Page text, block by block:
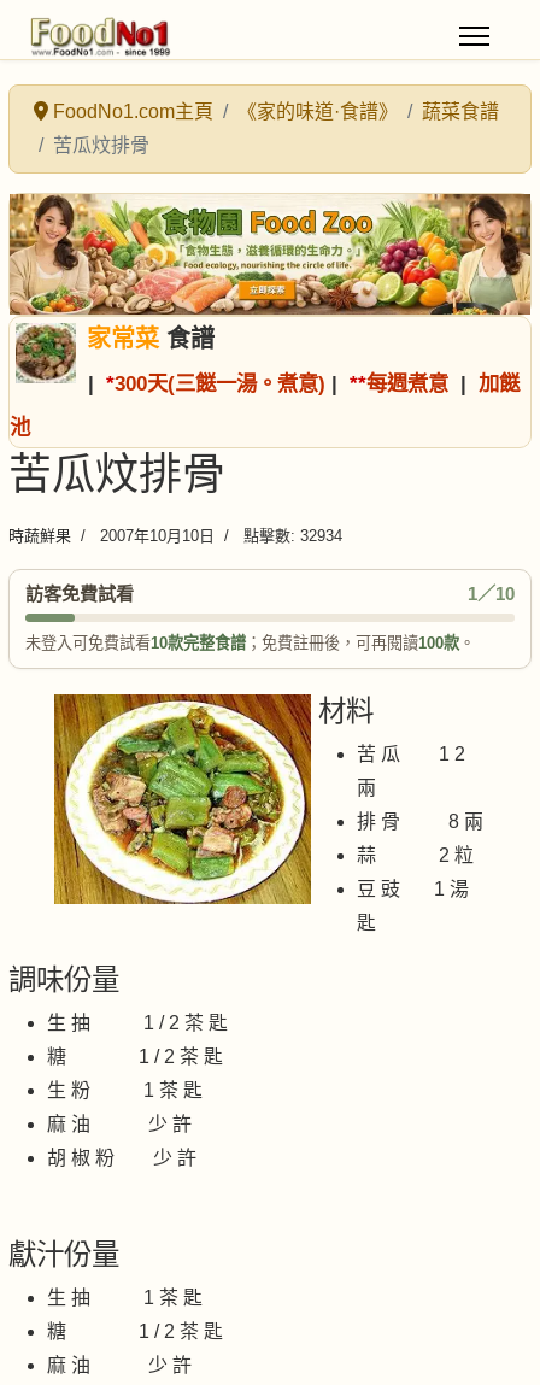
FoodNo1.com主頁 《家的味道·食譜》
蔬菜食譜
苦瓜炆排骨
家常菜食譜
| *300天(三餸一湯。煮意) | **每週煮意 | 加餸
池
苦瓜炆排骨
時蔬鮮果 2007年10月10日 點擊數: 32934
訪客免費試看 1／10
未登入可免費試看10款完整食譜 ；免費註冊後，可再閱讀100款 。
材料
苦 瓜 1 2
兩
排 骨 8 兩
蒜 2 粒
豆 豉 1 湯
匙
調味份量
生 抽 1 / 2 茶 匙
糖 1 / 2 茶 匙
生 粉 1 茶 匙
麻 油 少 許
胡 椒 粉 少 許
獻汁份量
生 抽 1 茶 匙
糖 1 / 2 茶 匙
麻 油 少 許